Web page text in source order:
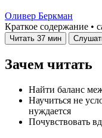
Оливер Беркман
Краткое содержание •
Читать 37 мин
Зачем читать
Найти баланс
Научиться не
нуждается
Почувствовать